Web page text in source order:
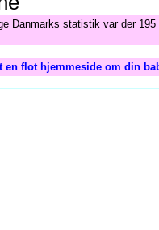
Danmarks statistik var der
en flot hjemmeside om din